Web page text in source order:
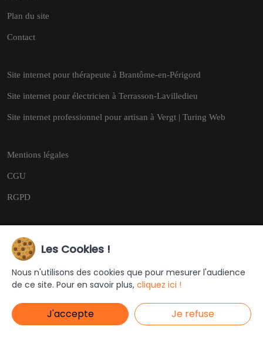
Plan du site
Contact
Site internet pour thérapeute à Brantôme-en-Périgord
Site internet pour électricien à Terrasson-Lavilledieu
Site internet professionnel pour artisan à Vergt | Turing Web
Mentions légales
CGU
RGPD
Copyright © 2026
Ce site a été créé et est géré par Turing Web
Les Cookies !
Nous n'utilisons des cookies que pour mesurer l'audience
de ce site. Pour en savoir plus, cliquez ici !
J'accepte Je refuse